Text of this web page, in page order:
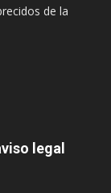
de la
legal